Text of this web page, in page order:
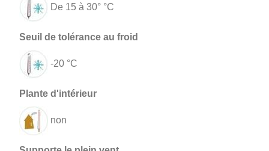
De 15 à 30° °C
-20 °C
non